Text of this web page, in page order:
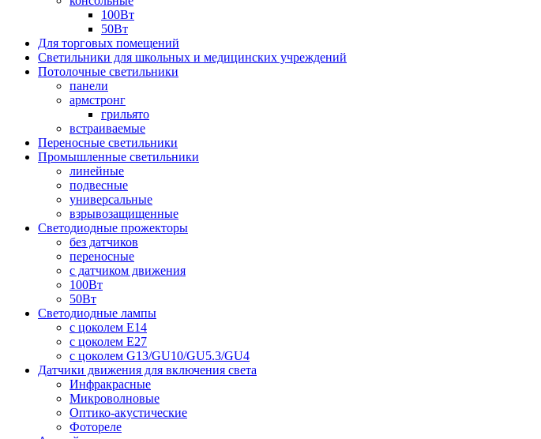
100Вт
50Вт
Для торговых помещений
Светильники для школьных и медицинских учреждений
Потолочные светильники
панели
армстронг
грильято
встраиваемые
Переносные светильники
Промышленные светильники
линейные
подвесные
универсальные
взрывозащищенные
Светодиодные прожекторы
без датчиков
переносные
с датчиком движения
100Вт
50Вт
Светодиодные лампы
с цоколем E14
с цоколем E27
с цоколем G13/GU10/GU5.3/GU4
Датчики движения для включения света
Инфракрасные
Микроволновые
Оптико-акустические
Фотореле